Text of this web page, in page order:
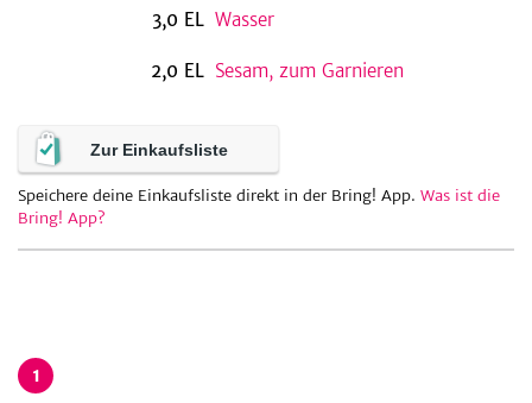
3,0 EL Wasser
2,0 EL Sesam, zum Garnieren
Zur Einkaufsliste
Speichere deine Einkaufsliste direkt in der Bring! App. Was ist die
Bring! App?
1